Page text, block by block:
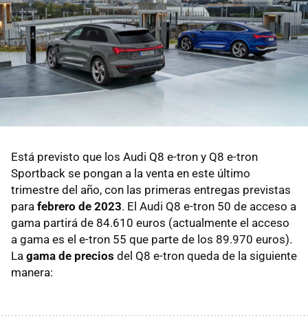
Está previsto que los Audi Q8 e-tron y Q8 e-tron
Sportback se pongan a la venta en este último
trimestre del año, con las primeras entregas previstas
para febrero de 2023. El Audi Q8 e-tron 50 de acceso a
gama partirá de 84.610 euros (actualmente el acceso
a gama es el e-tron 55 que parte de los 89.970 euros).
La gama de precios del Q8 e-tron queda de la siguiente
manera: